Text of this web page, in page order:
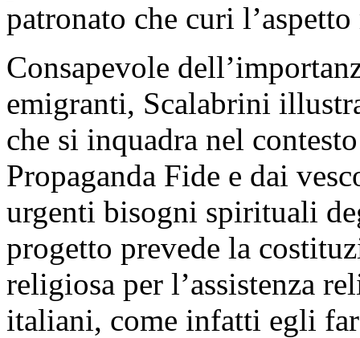
patronato che curi
Consapevole
emigranti, Scalabrini
che si inquadra nel
Propaganda Fide e dai
urgenti bisogni spirituali
progetto prevede la
religiosa per l’assistenza
italiani, come infatti egli